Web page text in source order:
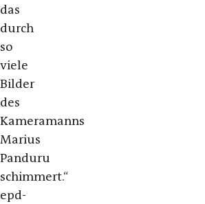
das
durch
so
viele
Bilder
des
Kameramanns
Marius
Panduru
schimmert.“
epd-